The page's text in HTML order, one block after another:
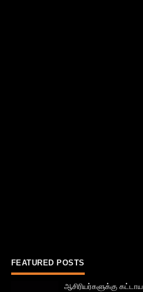
FEATURED POSTS
ஆசிரியர்களுக்கு